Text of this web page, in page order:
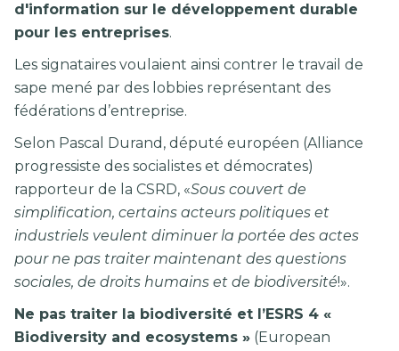
d'information sur le développement durable
pour les entreprises.
Les signataires voulaient ainsi contrer le travail de
sape mené par des lobbies représentant des
fédérations d’entreprise.
Selon Pascal Durand, député européen (Alliance
progressiste des socialistes et démocrates)
rapporteur de la CSRD, «Sous couvert de
simplification, certains acteurs politiques et
industriels veulent diminuer la portée des actes
pour ne pas traiter maintenant des questions
sociales, de droits humains et de biodiversité!».
Ne pas traiter la biodiversité et l’ESRS 4 «
Biodiversity and ecosystems » (European